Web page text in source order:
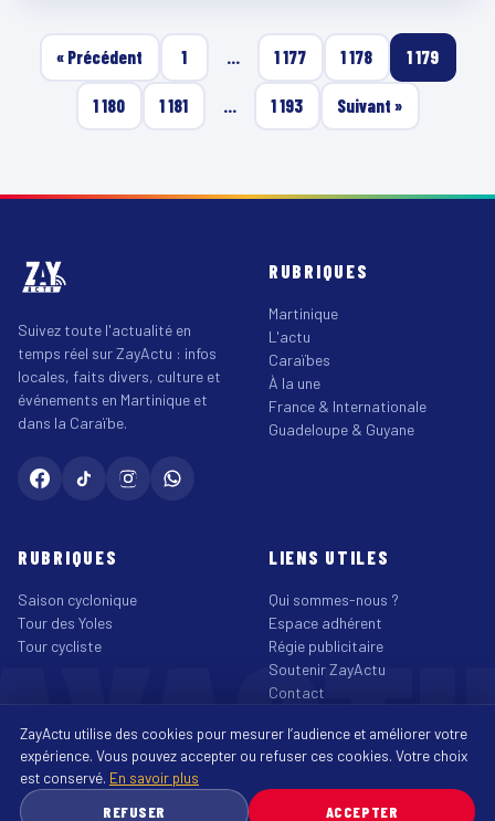
« Précédent 1 … 1 177 1 178 1 179
1 180 1 181 … 1 193 Suivant »
Suivez toute l'actualité en
temps réel sur ZayActu : infos
locales, faits divers, culture et
événements en Martinique et
dans la Caraïbe.
RUBRIQUES
Martinique
L'actu
Caraïbes
À la une
France & Internationale
Guadeloupe & Guyane
RUBRIQUES
Saison cyclonique
Tour des Yoles
Tour cycliste
LIENS UTILES
Qui sommes-nous ?
Espace adhérent
Régie publicitaire
Soutenir ZayActu
Contact
Agency
Mentions légalesConfidentialitéCookiesCGUAccessibilité ↑
ZayActu utilise des cookies pour mesurer l’audience et améliorer votre
expérience. Vous pouvez accepter ou refuser ces cookies. Votre choix
est conservé. En savoir plus
REFUSER
ACCEPTER